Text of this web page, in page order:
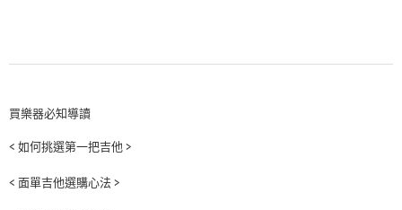
買樂器必知導讀
< 如何挑選第一把吉他 >
< 面單吉他選購心法 >